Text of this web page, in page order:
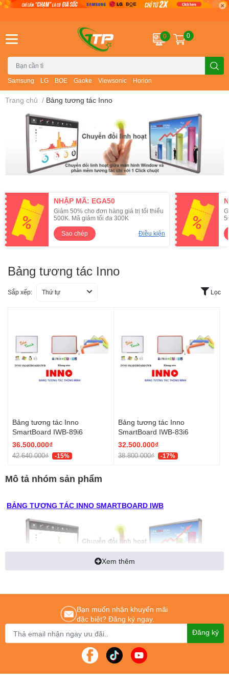
Samsung LG BOE Gaoke Viewsonic Horion
0 0
Trang chủ / Bảng tương tác Inno
NHẬP MÃ: EGA50
Giảm 50% cho đơn hàng giá trị tối thiểu
500K. Mã giảm tối đa 300K
Sao chép
Điều kiện
Bảng tương tác Inno
Sắp xếp: Thứ tự Lọc
Bảng tương tác Inno
SmartBoard IWB-89i6
36.500.000₫
42.640.000₫ -15%
Bảng tương tác Inno
SmartBoard IWB-83i6
32.500.000₫
38.800.000₫ -17%
Mô tả nhóm sản phẩm
BẢNG TƯƠNG TÁC INNO SMARTBOARD IWB
Tính năng sản phẩm
Thế hệ bảng tương tác mới nhất, tương tác đa điểm lên tới 6 người
dùng tương tác đồng thời & độc lập
Tương tác trực tiếp bằng tay hoặc bút viết
Thực hiện các hoạt động viết/xoá cùng lúc
Khả năng nhận diện các cử chỉ đa cảm ứng
Xem thêm
Bạn muốn nhận khuyến mãi
đặc biệt? Đăng ký ngay.
Đăng ký